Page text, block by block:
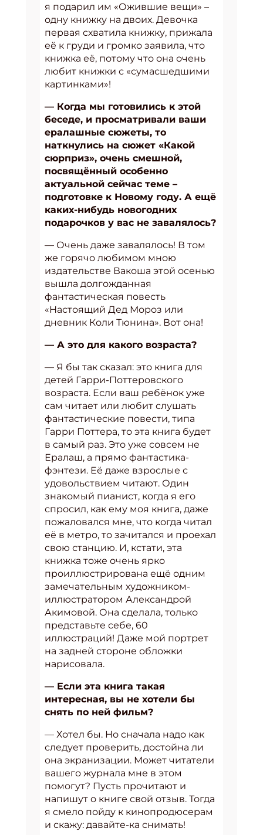
я подарил им «Ожившие вещи» –
одну книжку на двоих. Девочка
первая схватила книжку, прижала
её к груди и громко заявила, что
книжка её, потому что она очень
любит книжки с «сумасшедшими
картинками»!
— Когда мы готовились к этой
беседе, и просматривали ваши
ералашные сюжеты, то
наткнулись на сюжет «Какой
сюрприз», очень смешной,
посвящённый особенно
актуальной сейчас теме –
подготовке к Новому году. А ещё
каких-нибудь новогодних
подарочков у вас не завалялось?
— Очень даже завалялось! В том
же горячо любимом мною
издательстве Вакоша этой осенью
вышла долгожданная
фантастическая повесть
«Настоящий Дед Мороз или
дневник Коли Тюнина». Вот она!
— А это для какого возраста?
— Я бы так сказал: это книга для
детей Гарри-Поттеровского
возраста. Если ваш ребёнок уже
сам читает или любит слушать
фантастические повести, типа
Гарри Поттера, то эта книга будет
в самый раз. Это уже совсем не
Ералаш, а прямо фантастика-
фэнтези. Её даже взрослые с
удовольствием читают. Один
знакомый пианист, когда я его
спросил, как ему моя книга, даже
пожаловался мне, что когда читал
её в метро, то зачитался и проехал
свою станцию. И, кстати, эта
книжка тоже очень ярко
проиллюстрирована ещё одним
замечательным художником-
иллюстратором Александрой
Акимовой. Она сделала, только
представьте себе, 60
иллюстраций! Даже мой портрет
на задней стороне обложки
нарисовала.
— Если эта книга такая
интересная, вы не хотели бы
снять по ней фильм?
— Хотел бы. Но сначала надо как
следует проверить, достойна ли
она экранизации. Может читатели
вашего журнала мне в этом
помогут? Пусть прочитают и
напишут о книге свой отзыв. Тогда
я смело пойду к кинопродюсерам
и скажу: давайте-ка снимать!